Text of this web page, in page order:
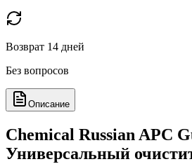
Возврат 14 дней
Без вопросов
Описание
Chemical Russian APC
Универсальный